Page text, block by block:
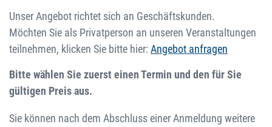
Unser Angebot richtet sich an Geschäftskunden.
Möchten Sie als Privatperson an unseren Veranstaltungen
teilnehmen, klicken Sie bitte hier: Angebot anfragen
Bitte wählen Sie zuerst einen Termin und den für Sie
gültigen Preis aus.
Sie können nach dem Abschluss einer Anmeldung weitere